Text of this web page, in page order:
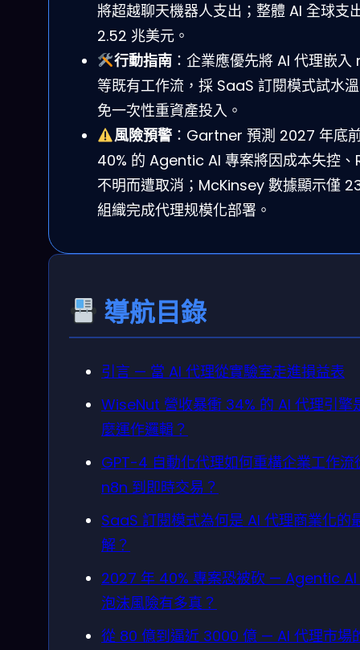
將超越聊天機器人支出；整體 AI 全球支
2.52 兆美元。
行動指南：企業應優先將 AI 代理嵌入
等既有工作流，採 SaaS 訂閱模式試水
免一次性重資產投入。
風險預警：Gartner 預測 2027 年底
40% 的 Agentic AI 專案將因成本失控、
不明而遭取消；McKinsey 數據顯示僅
組織完成代理规模化部署。
導航目錄
引言 — 當 AI 代理從實驗室走進損益表
WiseNut 營收暴衝 34% 的 AI 代理引擎
麼運作邏輯？
GPT-4 自動化代理如何重構企業工作流
n8n 到即時交易？
SaaS 訂閱模式為何是 AI 代理商業化的
解？
2027 年 40% 專案恐被砍 — Agentic AI
泡沫風險有多真？
從 80 億到逼近 3000 億 — AI 代理市場